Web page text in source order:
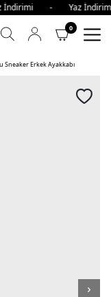
- Yaz
0
Sneaker Erkek Ayakkabı